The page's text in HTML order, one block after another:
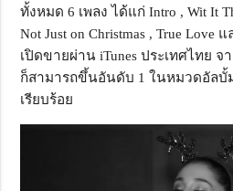
ทั้งหมด 6 เพลง ได้แก่ Intro , Wit It
Not Just on Christmas , True Love
เปิดขายผ่าน iTunes ประเทศไทย
ก็สามารถขึ้นอันดับ 1 ในหมวดอัลบั้
เรียบร้อย